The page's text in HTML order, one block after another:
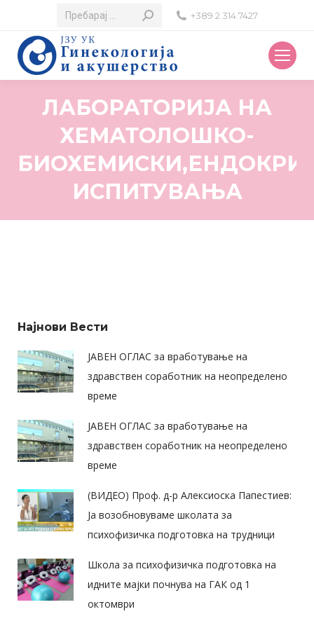
Search:
+389 2 314 7427
ЛАБОРАТОРИЈА НА
ХЕМАТОЛОШКО-
ИСПИТУВАЊА
Најнови Вести
ЈАВЕН ОГЛАС за вработување на
здравствен соработник на неопределено
време
ЈАВЕН ОГЛАС за вработување на
здравствен соработник на неопределено
време
(ВИДЕО) Проф. д-р Алексиоска Папестиев:
Ја возобновуваме школата за
психофизичка подготовка на трудници
Школа за психофизичка подготовка на
идните мајки почнува на ГАК од 1
октомври